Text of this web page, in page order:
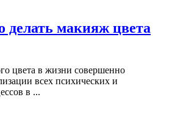
делать макияж цвета
цвета в жизни совершенно
всех психических и
в ...